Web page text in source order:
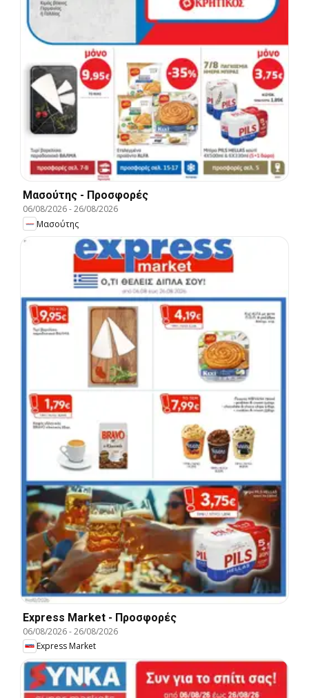
Μασούτης - Προσφορές
06/08/2026-26/08/2026
Μασούτης
Express Market - Προσφορές
06/08/2026-26/08/2026
Express Market